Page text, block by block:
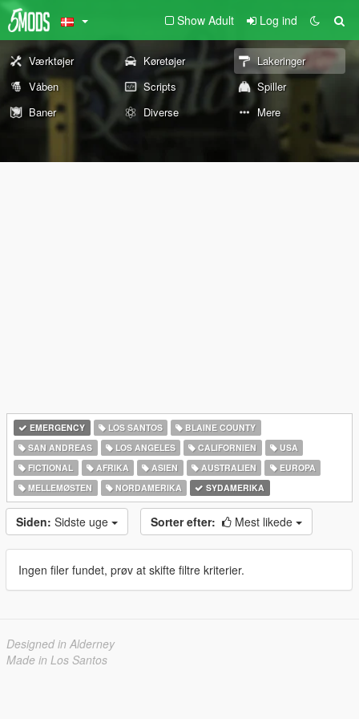
Show Adult Log ind
Værktøjer Køretøjer
Lakeringer
Våben
Scripts
Spiller
Baner
Diverse Mere
EMERGENCY LOS SANTOS
BLAINE COUNTY
SAN ANDREAS
LOS ANGELES CALIFORNIEN
USA
FICTIONAL
AFRIKA ASIEN AUSTRALIEN
EUROPA
MELLEMØSTEN
NORDAMERIKA SYDAMERIKA
Siden: Sidste uge Sorter efter: Mest likede
Ingen filer fundet, prøv at skifte filtre kriterier.
Designed in Alderney
Made in Los Santos